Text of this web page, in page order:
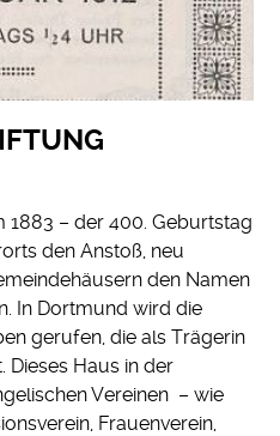
– der 400. Geburtstag
den Anstoß, neu
den Namen
In Dortmund wird die
gerufen, die als Trägerin
Dieses Haus in der
Vereinen – wie
Frauenverein,